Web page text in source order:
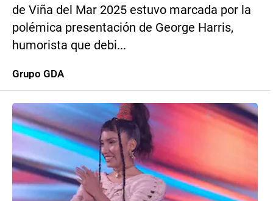
de Viña del Mar 2025 estuvo marcada por la
polémica presentación de George Harris,
humorista que debi...
Grupo GDA